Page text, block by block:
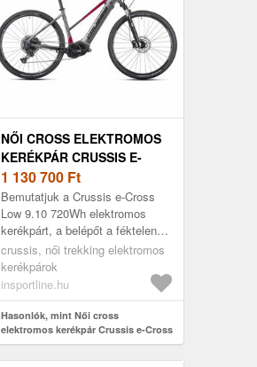
NŐI CROSS ELEKTROMOS
KERÉKPÁR CRUSSIS E-
CROSS LOW 9.10 720WH
28" - 2025
1 130 700 Ft
Bemutatjuk a Crussis e-Cross
Low 9.10 720Wh elektromos
kerékpárt, a belépőt a féktelen
kerékpározás világába! A
tökéletes e-bike sportos
kerékpároz...
crussis, női trekking elektromos
kerékpárok
insportline.hu
Hasonlók, mint Női cross
elektromos kerékpár Crussis e-Cross
Low 9.10 720Wh 28" - 2025